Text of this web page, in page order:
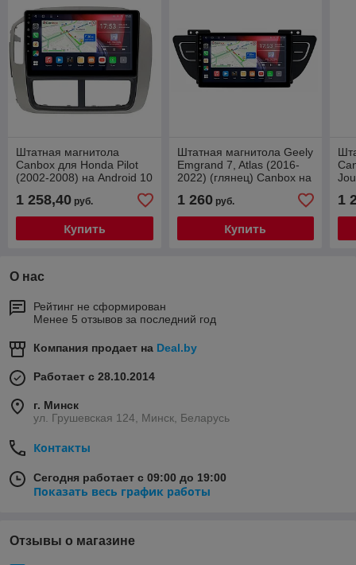
Штатная магнитола
Canbox для Honda Pilot
(2002-2008) на Android 10
DSP)
1 258,40 руб.
Купить
Штатная магнитола Geely
Emgrand 7, Atlas (2016-
2022) (глянец) Canbox на
Android 10 (4G-SIM, 2/32,
TS18, DSP)
1 260руб.
Купить
1
О нас
Рейтинг не сформирован
Менее 5 отзывов за последний год
Компания продает на Deal.by
Работает с 28.10.2014
г. Минск
ул. Грушевская 124, Минск, Беларусь
Контакты
Сегодня работает с 09:00 до 19:00
Показать весь график работы
Отзывы о магазине